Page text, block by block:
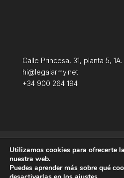
Calle Princesa, 31, planta 5,
hi@legalarmy.net
+34 900 264 194
Política de
Utilizamos cookies para ofrecerte
nuestra web.
Puedes aprender más sobre qué